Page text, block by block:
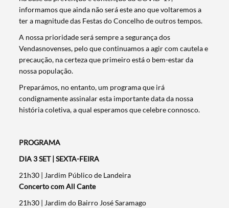
informamos que ainda não será este ano que voltaremos a
ter a magnitude das Festas do Concelho de outros tempos.
A nossa prioridade será sempre a segurança dos
Vendasnovenses, pelo que continuamos a agir com cautela e
precaução, na certeza que primeiro está o bem-estar da
nossa população.
Preparámos, no entanto, um programa que irá
condignamente assinalar esta importante data da nossa
história coletiva, a qual esperamos que celebre connosco.
PROGRAMA
DIA 3 SET | SEXTA-FEIRA
21h30 | Jardim Público de Landeira
Concerto com All Cante
21h30 | Jardim do Bairro José Saramago